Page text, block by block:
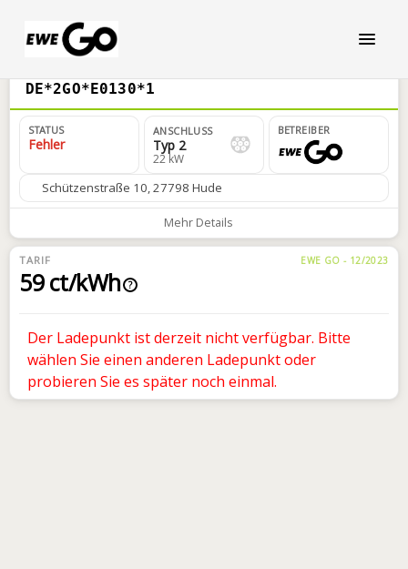
DE*2GO*E0130*1
STATUS
Fehler
ANSCHLUSS
Typ 2
22 kW
BETREIBER
Schützenstraße 10, 27798 Hude
Mehr Details
TARIF EWE GO - 12/2023
59 ct/kWh ?
Der Ladepunkt ist derzeit nicht verfügbar. Bitte
wählen Sie einen anderen Ladepunkt oder
probieren Sie es später noch einmal.